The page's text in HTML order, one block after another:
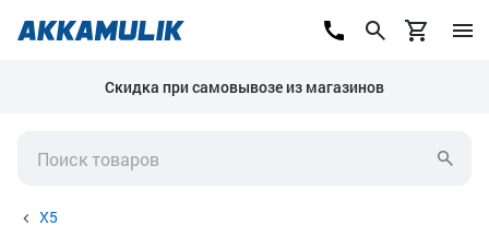
Скидка при самовывозе из магазинов
X5